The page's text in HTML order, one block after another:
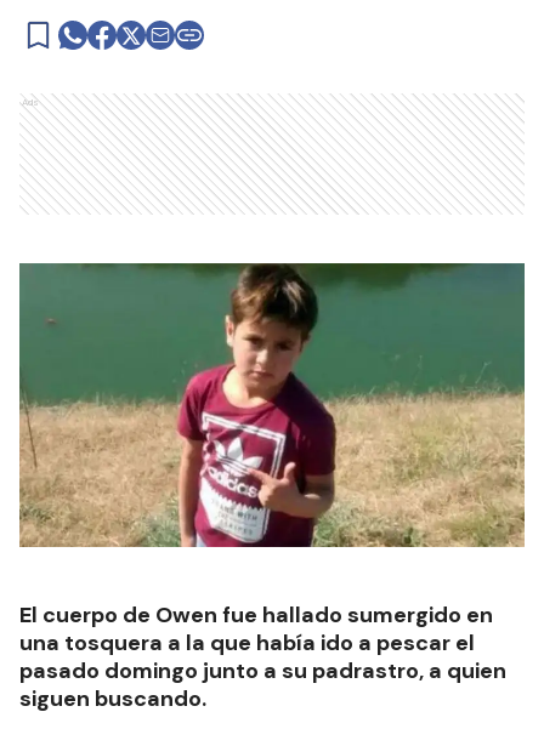
Ads
El cuerpo de Owen fue hallado sumergido en
una tosquera a la que había ido a pescar el
pasado domingo junto a su padrastro, a quien
siguen buscando.